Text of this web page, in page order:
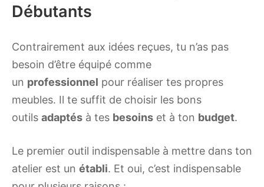
Débutants
Contrairement aux idées reçues, tu n’as pas
besoin d’être équipé comme
un professionnel pour réaliser tes propres
meubles. Il te suffit de choisir les bons
outils adaptés à tes besoins et à ton budget.
Le premier outil indispensable à mettre dans ton
atelier est un établi. Et oui, c’est indispensable